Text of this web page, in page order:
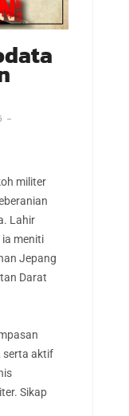
militer
Lahir
meniti
Jepang
Darat
serta aktif
Sikap